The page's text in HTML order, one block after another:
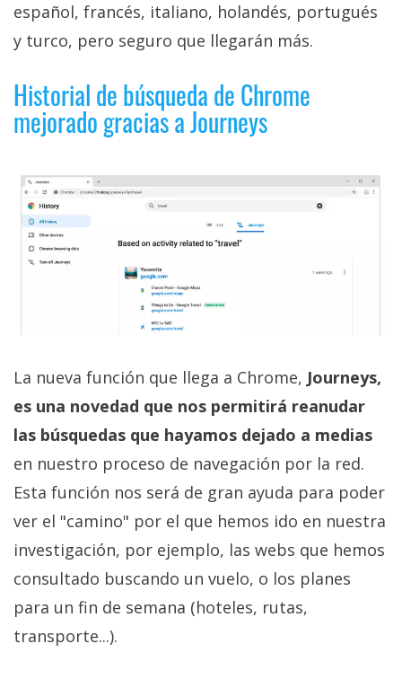
privacidad
/
Legal
El medio de
digital donde
encontrarás
todas las
noticias sobre
tecnología,
móviles,
tutoriales.
El Grupo
Informático
(CC) 2006-
2026.Algunos
reservados.
español, francés, italiano, holandés, portugués
y turco, pero seguro que llegarán más.
Historial de búsqueda de Chrome
mejorado gracias a Journeys
La nueva función que llega a Chrome, Journeys,
es una novedad que nos permitirá reanudar
las búsquedas que hayamos dejado a medias
en nuestro proceso de navegación por la red.
Esta función nos será de gran ayuda para poder
ver el "camino" por el que hemos ido en nuestra
investigación, por ejemplo, las webs que hemos
consultado buscando un vuelo, o los planes
para un fin de semana (hoteles, rutas,
transporte...).